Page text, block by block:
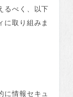
るべく、以下
に取り組みま
に情報セキュ